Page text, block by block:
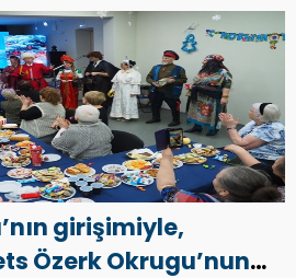
girişimiyle,
Özerk Okrugu’nun